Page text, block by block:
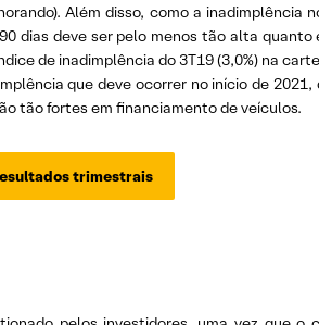
Além disso, como a inadimplência
dias deve ser pelo menos tão alta quanto
de inadimplência do 3T19 (3,0%) na
que deve ocorrer no início de 2021,
tão fortes em financiamento de veículos.
trimestrais